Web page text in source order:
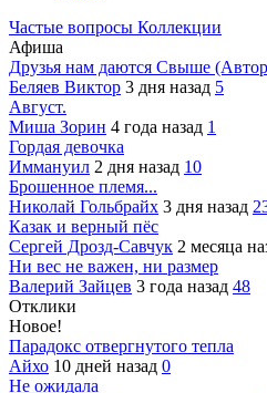
Частые вопросы Коллекции
Афиша
Друзья нам даются Свыше
Беляев Виктор 3 дня назад 5
Август.
Миша Зорин 4 года назад 1
Гордая девочка
Иммануил 2 дня назад 10
Брошенное племя...
Николай Гольбрайх 3 дня назад
Казак и верный пёс
Сергей Дрозд-Савчук 2 месяца
Ни вес не важен, ни размер
Валерий Зайцев 3 года назад 48
Отклики
Новое!
Парадокс отвергнутого тепла
Айхо 10 дней назад 0
Не ожидала